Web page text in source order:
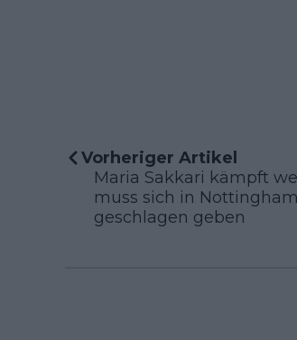
Vorheriger Artikel
Maria Sakkari kämpft
muss sich in
geschlagen geben